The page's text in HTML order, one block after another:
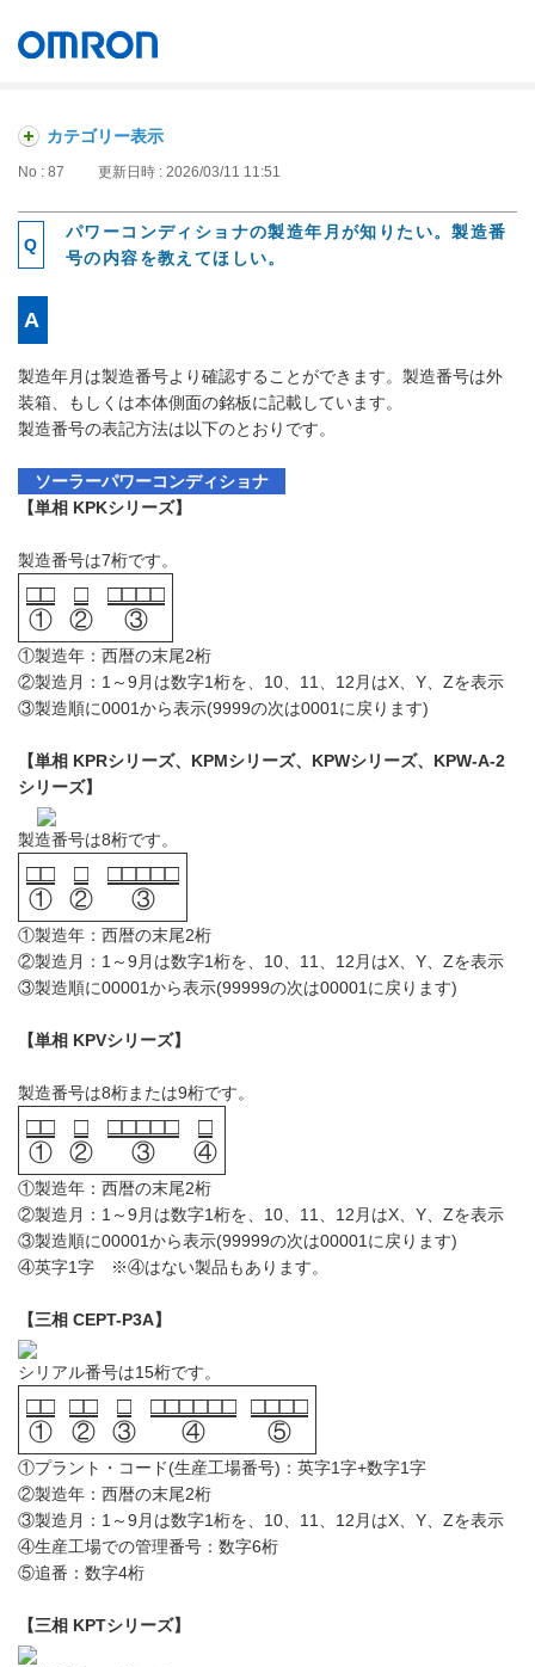
カテゴリー表示
No : 87 更新日時 : 2026/03/11 11:51
パワーコンディショナの製造年月が知りたい。製造番
号の内容を教えてほしい。
製造年月は製造番号より確認することができます。製造番号は外
装箱、もしくは本体側面の銘板に記載しています。
製造番号の表記方法は以下のとおりです。
ソーラーパワーコンディショナ
【単相 KPKシリーズ】
製造番号は7桁です。
□□
①
□
②
□□□□
③
①製造年：西暦の末尾2桁
②製造月：1～9月は数字1桁を、10、11、12月はX、Y、Zを表示
③製造順に0001から表示(9999の次は0001に戻ります)
【単相 KPRシリーズ、KPMシリーズ、KPWシリーズ、KPW-A-2
シリーズ】
製造番号は8桁です。
□□
①
□
②
□□□□□
③
①製造年：西暦の末尾2桁
②製造月：1～9月は数字1桁を、10、11、12月はX、Y、Zを表示
③製造順に00001から表示(99999の次は00001に戻ります)
【単相 KPVシリーズ】
製造番号は8桁または9桁です。
□□
①
□
②
□□□□□
③
□
④
①製造年：西暦の末尾2桁
②製造月：1～9月は数字1桁を、10、11、12月はX、Y、Zを表示
③製造順に00001から表示(99999の次は00001に戻ります)
④英字1字 ※④はない製品もあります。
【三相 CEPT-P3A】
シリアル番号は15桁です。
□□
①
□□
②
□
③
□□□□□□
④
□□□□
⑤
①プラント・コード(生産工場番号)：英字1字+数字1字
②製造年：西暦の末尾2桁
③製造月：1～9月は数字1桁を、10、11、12月はX、Y、Zを表示
④生産工場での管理番号：数字6桁
⑤追番：数字4桁
【三相 KPTシリーズ】